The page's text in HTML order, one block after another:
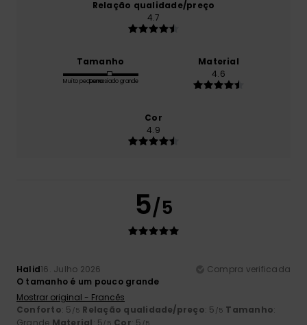
Relação qualidade/preço
4.7
Tamanho
Muito pequenoDemasiado grande
Material
4.6
Cor
4.9
5/5
Halid16. Julho 2026
Compra verificada
O tamanho é um pouco grande
Mostrar original - Francês
Conforto: 5 /5 Relação qualidade/preço: 5 /5 Tamanho:
Grande Material: 5 /5 Cor: 5 /5